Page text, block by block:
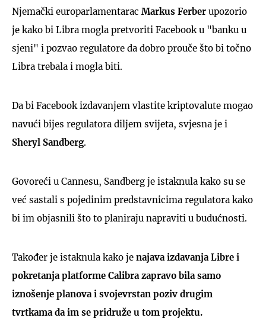
Njemački europarlamentarac Markus Ferber upozorio
je kako bi Libra mogla pretvoriti Facebook u "banku u
sjeni" i pozvao regulatore da dobro prouče što bi točno
Libra trebala i mogla biti.
Da bi Facebook izdavanjem vlastite kriptovalute mogao
navući bijes regulatora diljem svijeta, svjesna je i
Sheryl Sandberg.
Govoreći u Cannesu, Sandberg je istaknula kako su se
već sastali s pojedinim predstavnicima regulatora kako
bi im objasnili što to planiraju napraviti u budućnosti.
Također je istaknula kako je najava izdavanja Libre i
pokretanja platforme Calibra zapravo bila samo
iznošenje planova i svojevrstan poziv drugim
tvrtkama da im se pridruže u tom projektu.